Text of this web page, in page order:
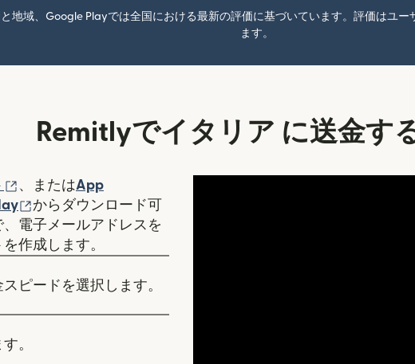
地域、Google Playでは全国における最新の評価に基づいています。評価はユ
ます。
Remitlyでイタリア に送金す
（別ウィンドウで開きます）
、またはApp
ウで開きます）
（別ウィンドウで開きます）
からダウンロード可
電子メールアドレスを
作成します。
ピードを選択します。
。